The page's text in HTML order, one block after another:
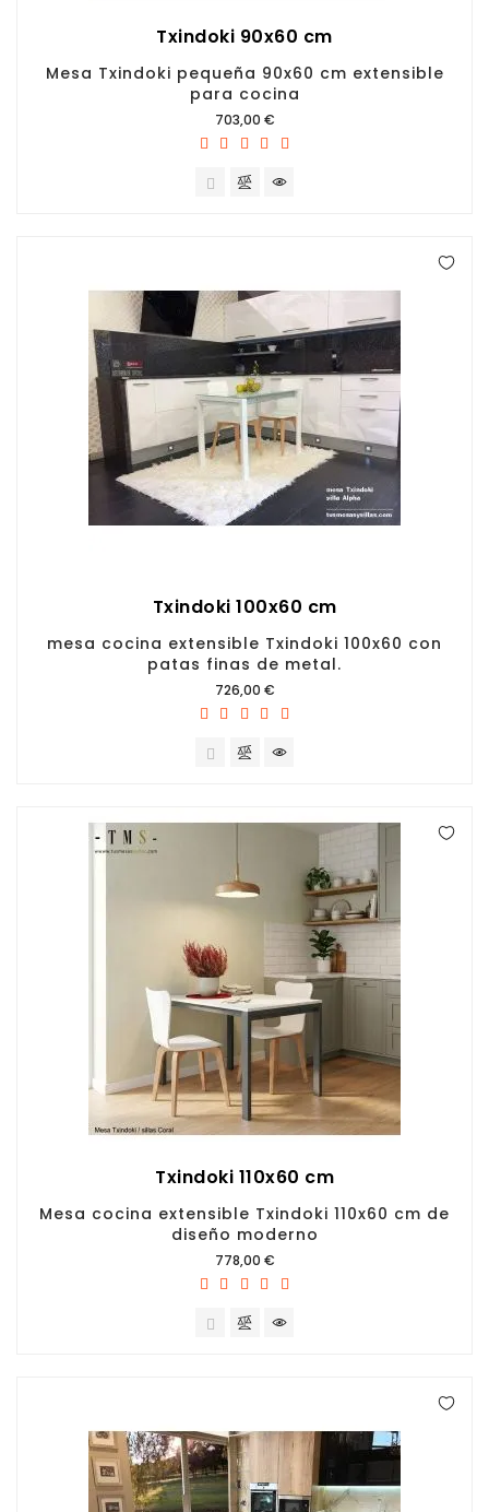
Txindoki 90x60 cm
Mesa Txindoki pequeña 90x60 cm extensible
para cocina
Precio
703,00 €
Txindoki 100x60 cm
mesa cocina extensible Txindoki 100x60 con
patas finas de metal.
Precio
726,00 €
Txindoki 110x60 cm
Mesa cocina extensible Txindoki 110x60 cm de
diseño moderno
Precio
778,00 €